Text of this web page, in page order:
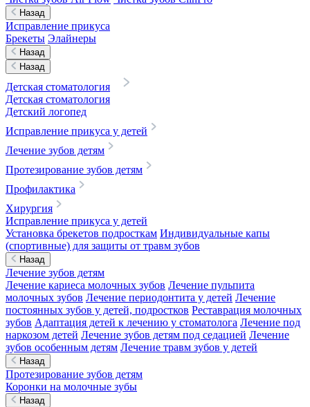
Назад
Исправление прикуса
Брекеты Элайнеры
Назад
Назад
Детская стоматология
Детская стоматология
Детский логопед
Исправление прикуса у детей
Лечение зубов детям
Протезирование зубов детям
Профилактика
Хирургия
Исправление прикуса у детей
Установка брекетов подросткам Индивидуальные капы
(спортивные) для защиты от травм зубов
Назад
Лечение зубов детям
Лечение кариеса молочных зубов Лечение пульпита
молочных зубов Лечение периодонтита у детей Лечение
постоянных зубов у детей, подростков Реставрация молочных
зубов Адаптация детей к лечению у стоматолога Лечение под
наркозом детей Лечение зубов детям под седацией Лечение
зубов особенным детям Лечение травм зубов у детей
Назад
Протезирование зубов детям
Коронки на молочные зубы
Назад